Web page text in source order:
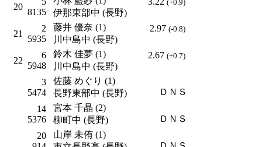
20
8135
伊那東部中 (長野)
(+0.9)
21
2
5935
藤井 優奈 (1)
川中島中 (長野)
2.97 (-0.8)
22
6
5948
鈴木 佳夢 (1)
川中島中 (長野)
2.67 (+0.7)
3
5474
佐藤 めぐり (1)
長野東部中 (長野)
ＤＮＳ
14
5376
宮本 千晶 (2)
柳町中 (長野)
ＤＮＳ
20
山岸 未侑 (1)